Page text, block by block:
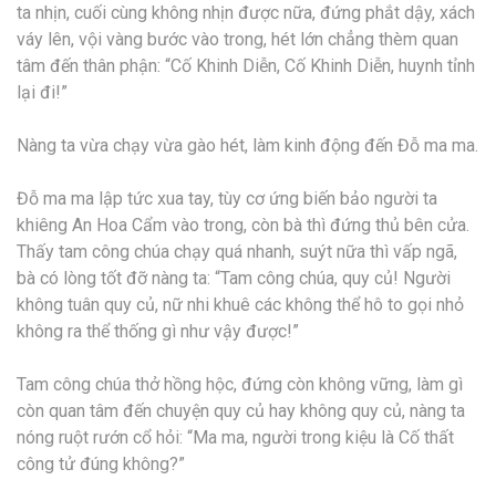
ta nhịn, cuối cùng không nhịn được nữa, đứng phắt dậy, xách
váy lên, vội vàng bước vào trong, hét lớn chẳng thèm quan
tâm đến thân phận: “Cố Khinh Diễn, Cố Khinh Diễn, huynh tỉnh
lại đi!”
Nàng ta vừa chạy vừa gào hét, làm kinh động đến Đỗ ma ma.
Đỗ ma ma lập tức xua tay, tùy cơ ứng biến bảo người ta
khiêng An Hoa Cẩm vào trong, còn bà thì đứng thủ bên cửa.
Thấy tam công chúa chạy quá nhanh, suýt nữa thì vấp ngã,
bà có lòng tốt đỡ nàng ta: “Tam công chúa, quy củ! Người
không tuân quy củ, nữ nhi khuê các không thể hô to gọi nhỏ
không ra thể thống gì như vậy được!”
Tam công chúa thở hồng hộc, đứng còn không vững, làm gì
còn quan tâm đến chuyện quy củ hay không quy củ, nàng ta
nóng ruột rướn cổ hỏi: “Ma ma, người trong kiệu là Cố thất
công tử đúng không?”